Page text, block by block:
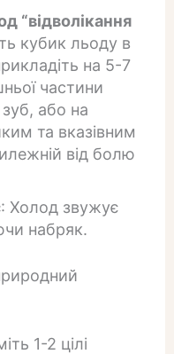
“відволікання
кубик льоду в
на 5-7
частини
або на
та вказівним
від болю
: Холод звужує
набряк.
1-2 цілі